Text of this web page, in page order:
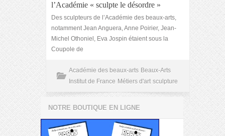
l’Académie « sculpte le désordre »
Des sculpteurs de l’Académie des beaux-arts,
notamment Jean Anguera, Anne Poirier, Jean-
Michel Othoniel, Eva Jospin étaient sous la
Coupole de
Académie des beaux-arts Beaux-Arts
Institut de France Métiers d'art sculpture
NOTRE BOUTIQUE EN LIGNE